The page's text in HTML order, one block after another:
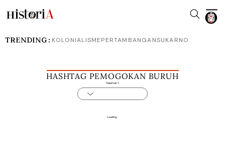
HASHTAG PEMOGOKAN BURUH
Halaman 1
Loading...
TRENDING : KOLONIALISMEPERTAMBANGANSUKARNO